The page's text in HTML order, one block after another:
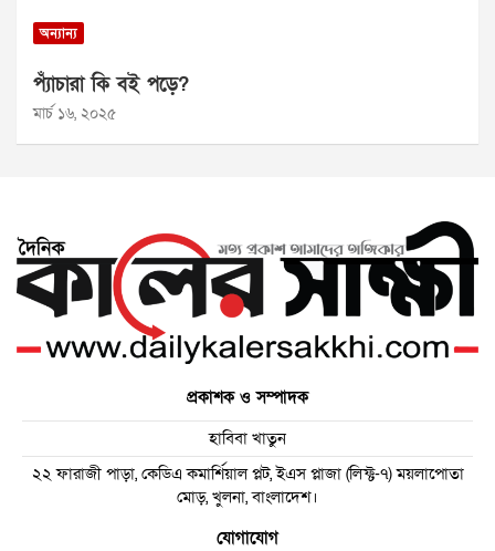
অন্যান্য
প্যাঁচারা কি বই পড়ে?
মার্চ ১৬, ২০২৫
প্রকাশক ও সম্পাদক
হাবিবা খাতুন
২২ ফারাজী পাড়া, কেডিএ কমার্শিয়াল প্লট, ইএস প্লাজা (লিফ্ট-৭) ময়লাপোতা
মোড়, খুলনা, বাংলাদেশ।
যোগাযোগ